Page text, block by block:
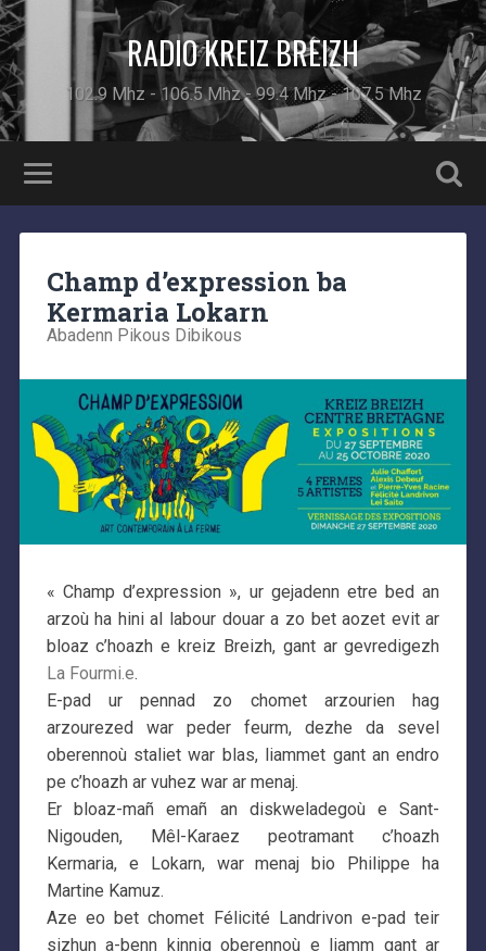
RADIO KREIZ BREIZH
102.9 Mhz - 106.5 Mhz - 99.4 Mhz - 107.5 Mhz
Champ d’expression ba
Kermaria Lokarn
Abadenn Pikous Dibikous
« Champ d’expression », ur gejadenn etre bed an
arzoù ha hini al labour douar a zo bet aozet evit ar
bloaz c’hoazh e kreiz Breizh, gant ar gevredigezh
La Fourmi.e.
E-pad ur pennad zo chomet arzourien hag
arzourezed war peder feurm, dezhe da sevel
oberennoù staliet war blas, liammet gant an endro
pe c’hoazh ar vuhez war ar menaj.
Er bloaz-mañ emañ an diskweladegoù e Sant-
Nigouden, Mêl-Karaez peotramant c’hoazh
Kermaria, e Lokarn, war menaj bio Philippe ha
Martine Kamuz.
Aze eo bet chomet Félicité Landrivon e-pad teir
sizhun a-benn kinnig oberennoù e liamm gant ar